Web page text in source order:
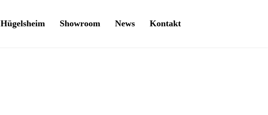
Hügelsheim Showroom News Kontakt